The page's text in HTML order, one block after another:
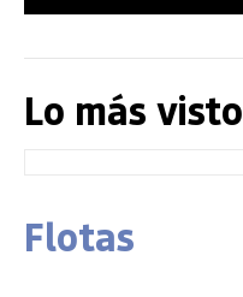
Lo más visto
Flotas